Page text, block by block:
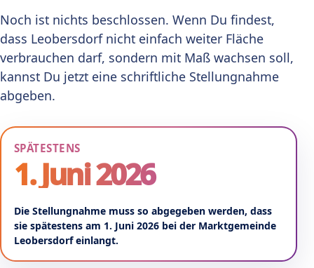
Noch ist nichts beschlossen. Wenn Du findest,
dass Leobersdorf nicht einfach weiter Fläche
verbrauchen darf, sondern mit Maß wachsen soll,
kannst Du jetzt eine schriftliche Stellungnahme
abgeben.
SPÄTESTENS
1. Juni 2026
Die Stellungnahme muss so abgegeben werden, dass
sie spätestens am 1. Juni 2026 bei der Marktgemeinde
Leobersdorf einlangt.